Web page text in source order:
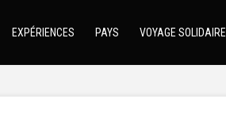
EXPÉRIENCES PAYS VOYAGE SOLIDAIRE